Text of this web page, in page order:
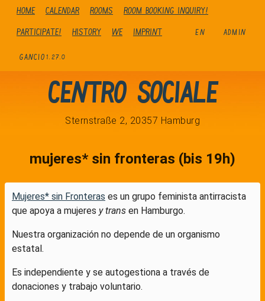
Home Calendar Rooms
Room booking inquiry!
Participate!
history We Imprint EN ADMIN
GANCIO 1.27.0
Centro Sociale
Sternstraße 2, 20357 Hamburg
mujeres* sin fronteras (bis 19h)
Mujeres* sin Fronteras es un grupo feminista antirracista
que apoya a mujeres y trans en Hamburgo.
Nuestra organización no depende de un organismo
estatal.
Es independiente y se autogestiona a través de
donaciones y trabajo voluntario.